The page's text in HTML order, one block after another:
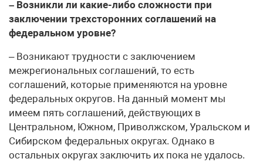
– Возникли ли какие-либо сложности при
заключении трехсторонних соглашений на
федеральном уровне?
– Возникают трудности с заключением
межрегиональных соглашений, то есть
соглашений, которые применяются на уровне
федеральных округов. На данный момент мы
имеем пять соглашений, действующих в
Центральном, Южном, Приволжском, Уральском и
Сибирском федеральных округах. Однако в
остальных округах заключить их пока не удалось.